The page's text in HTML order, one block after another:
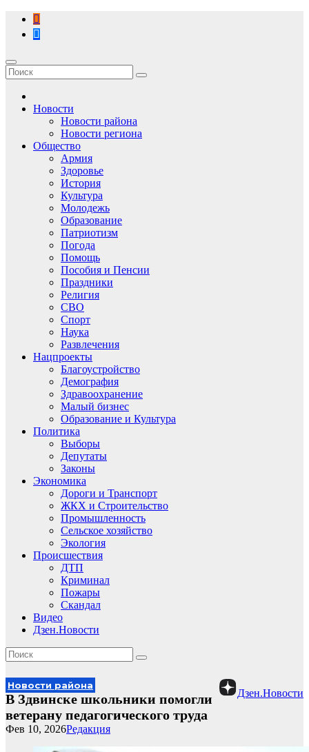
Перейти
содержимому
Новости
Новости района
Новости региона
Общество
Армия
Здоровье
История
Культура
Молодежь
Образование
Патриотизм
Погода
Помощь
Пособия и Пенсии
Праздники
Религия
СВО
Спорт
Наука
Развлечения
Нацпроекты
Благоустройство
Демография
Здравоохранение
Малый бизнес
Образование и Культура
Политика
Выборы
Депутаты
Законы
Экономика
Дороги и Транспорт
ЖКХ и Строительство
Промышленность
Сельское хозяйство
Экология
Происшествия
ДТП
Криминал
Пожары
Скандал
Видео
Дзен.Новости
Дзен.Новости
Новости района
В Здвинске школьники помогли
ветерану педагогического труда
Редакция
Фев 10, 2026